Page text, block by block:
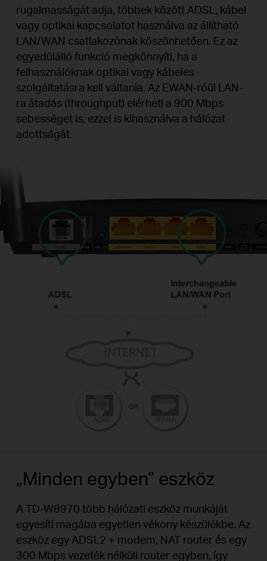
rugalmasságát adja, többek között ADSL, kábel
vagy optikai kapcsolatot használva az állítható
LAN/WAN csatlakozónak köszönhetően. Ez az
egyedülálló funkció megkönnyíti, ha a
felhasználóknak optikai vagy kábeles
szolgáltatásra kell váltania. Az EWAN-róül LAN-
ra átadás (throughput) elérheti a 900 Mbps
sebességet is, ezzel is kihasználva a hálózat
adottságát.
„Minden egyben” eszköz
A TD-W8970 több hálózati eszköz munkáját
egyesíti magába egyetlen vékony készülékbe. Az
eszköz egy ADSL2 + modem, NAT router és egy
300 Mbps vezeték nélküli router egyben, így